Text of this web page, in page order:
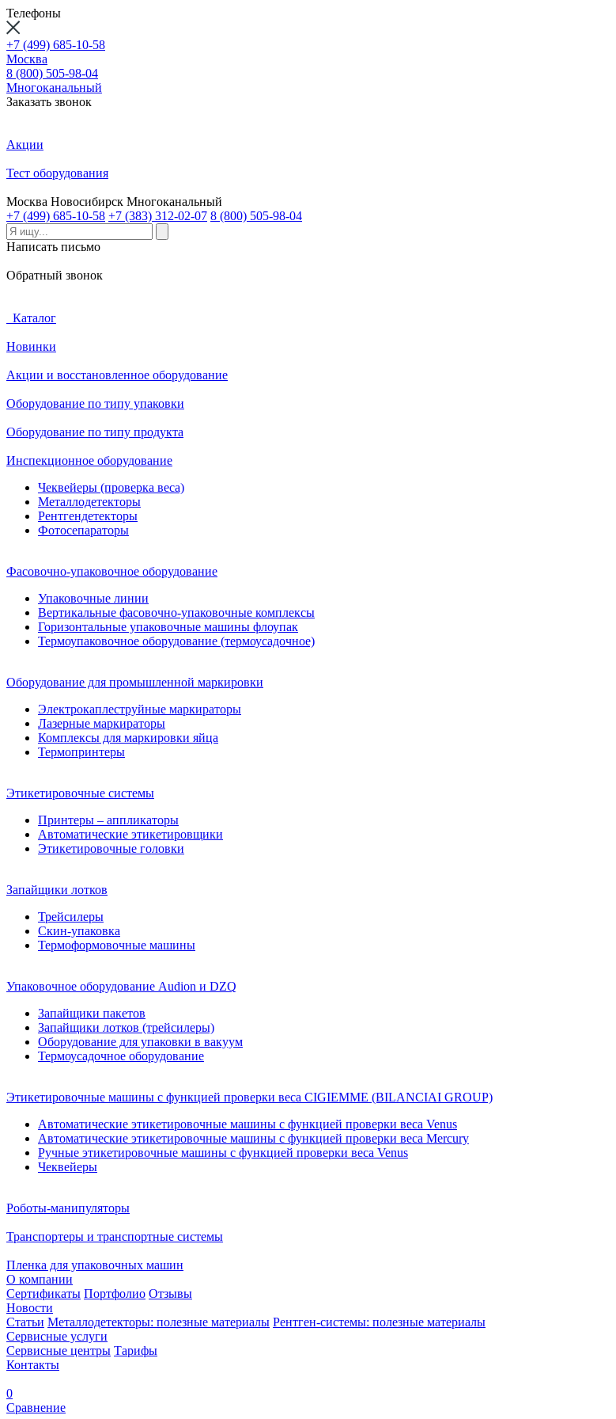
Телефоны
+7 (499) 685-10-58
Москва
8 (800) 505-98-04
Многоканальный
Заказать звонок
Акции
Тест оборудования
Москва Новосибирск Многоканальный
+7 (499) 685-10-58 +7 (383) 312-02-07 8 (800) 505-98-04
Написать письмо
Обратный звонок
Каталог
Новинки
Акции и восстановленное оборудование
Оборудование по типу упаковки
Оборудование по типу продукта
Инспекционное оборудование
Чеквейеры (проверка веса)
Металлодетекторы
Рентгендетекторы
Фотосепараторы
Фасовочно-упаковочное оборудование
Упаковочные линии
Вертикальные фасовочно-упаковочные комплексы
Горизонтальные упаковочные машины флоупак
Термоупаковочное оборудование (термоусадочное)
Оборудование для промышленной маркировки
Электрокаплеструйные маркираторы
Лазерные маркираторы
Комплексы для маркировки яйца
Термопринтеры
Этикетировочные системы
Принтеры – аппликаторы
Автоматические этикетировщики
Этикетировочные головки
Запайщики лотков
Трейсилеры
Скин-упаковка
Термоформовочные машины
Упаковочное оборудование Audion и DZQ
Запайщики пакетов
Запайщики лотков (трейсилеры)
Оборудование для упаковки в вакуум
Термоусадочное оборудование
Этикетировочные машины с функцией проверки веса CIGIEMME (BILANCIAI GROUP)
Автоматические этикетировочные машины с функцией проверки веса Venus
Автоматические этикетировочные машины с функцией проверки веса Mercury
Ручные этикетировочные машины с функцией проверки веса Venus
Чеквейеры
Роботы-манипуляторы
Транспортеры и транспортные системы
Пленка для упаковочных машин
О компании
Сертификаты Портфолио Отзывы
Новости
Статьи Металлодетекторы: полезные материалы Рентген-системы: полезные материалы
Сервисные услуги
Сервисные центры Тарифы
Контакты
0
Сравнение